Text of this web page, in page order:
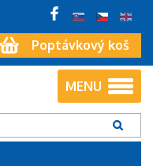
Poptávkový koš
MENU